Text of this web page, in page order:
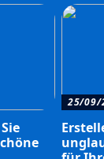
25/09/